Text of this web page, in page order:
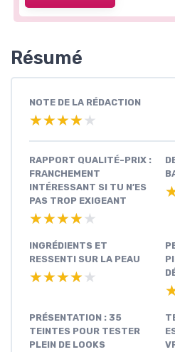
Résumé
NOTE DE LA RÉDACTION
★★★★★
★★★★★
RAPPORT QUALITÉ-PRIX :
FRANCHEMENT
INTÉRESSANT SI TU N’ES
PAS TROP EXIGEANT
★★★★★
★★★★★
INGRÉDIENTS ET
RESSENTI SUR LA PEAU
★★★★★
★★★★★
PRÉSENTATION : 35
TEINTES POUR TESTER
PLEIN DE LOOKS